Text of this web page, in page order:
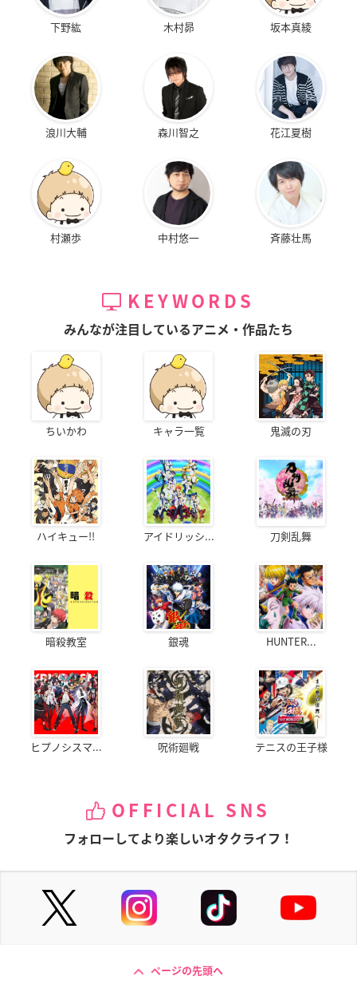
下野紘 木村昴 坂本真綾
浪川大輔 森川智之 花江夏樹
村瀬歩 中村悠一 斉藤壮馬
KEYWORDS
みんなが注目しているアニメ・作品たち
ちいかわ キャラ一覧 鬼滅の刃
ハイキュー!! アイドリッシ... 刀剣乱舞
暗殺教室 銀魂 HUNTER...
ヒプノシスマ... 呪術廻戦 テニスの王子様
OFFICIAL SNS
フォローしてより楽しいオタクライフ！
ページの先頭へ